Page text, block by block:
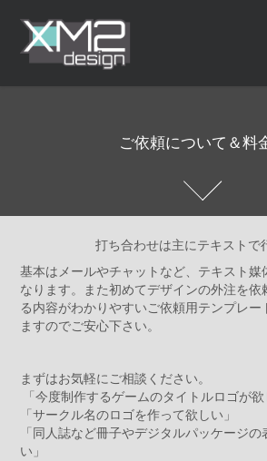
ご依頼について＆料
ご依頼について＆料
打ち合わせは主にテキストで
基本はメールやチャットなど、テキスト媒
なります。また初めてデザインの外注を依
る内容がわかりやすいご依頼用テンプレー
ますのでご安心下さい。
まずはお気軽にご相談ください。
「今度制作するゲームのタイトルロゴが欲
「サークル名のロゴを作って欲しい」
「同人誌など冊子やデジタルパッケージ
い」